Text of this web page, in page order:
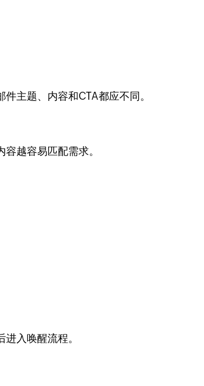
主题、内容和CTA都应不同。
越容易匹配需求。
入唤醒流程。